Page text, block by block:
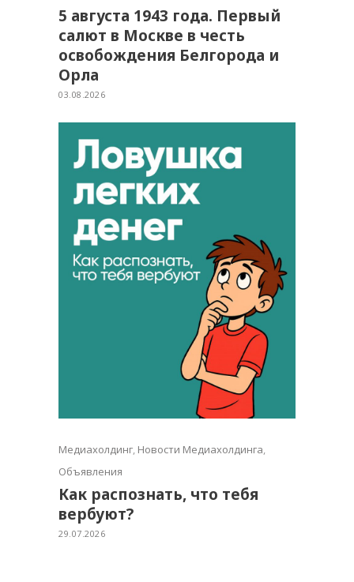
5 августа 1943 года. Первый
салют в Москве в честь
освобождения Белгорода и
Орла
03.08.2026
Медиахолдинг Новости Медиахолдинга
Объявления
Как распознать, что тебя
вербуют?
29.07.2026